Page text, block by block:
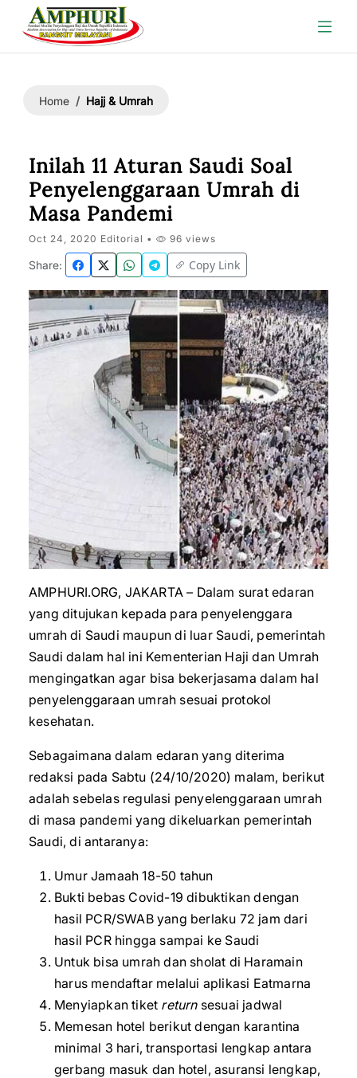
Home Hajj & Umrah
Inilah 11 Aturan Saudi Soal
Penyelenggaraan Umrah di
Masa Pandemi
Oct 24, 2020 Editorial • 96 views
Share: Copy Link
AMPHURI.ORG, JAKARTA – Dalam surat edaran
yang ditujukan kepada para penyelenggara
umrah di Saudi maupun di luar Saudi, pemerintah
Saudi dalam hal ini Kementerian Haji dan Umrah
mengingatkan agar bisa bekerjasama dalam hal
penyelenggaraan umrah sesuai protokol
kesehatan.
Sebagaimana dalam edaran yang diterima
redaksi pada Sabtu (24/10/2020) malam, berikut
adalah sebelas regulasi penyelenggaraan umrah
di masa pandemi yang dikeluarkan pemerintah
Saudi, di antaranya:
Umur Jamaah 18-50 tahun
Bukti bebas Covid-19 dibuktikan dengan
hasil PCR/SWAB yang berlaku 72 jam dari
hasil PCR hingga sampai ke Saudi
Untuk bisa umrah dan sholat di Haramain
harus mendaftar melalui aplikasi Eatmarna
Menyiapkan tiket returnsesuai jadwal
Memesan hotel berikut dengan karantina
minimal 3 hari, transportasi lengkap antara
gerbang masuk dan hotel, asuransi lengkap,